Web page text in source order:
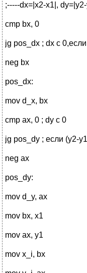
;-----dx=|x2-x1|, dy=|y2-
cmp bx, 0
jg pos_dx ; dx c
neg bx
pos_dx:
mov d_x, bx
cmp ax, 0 ; dy с 0
jg pos_dy ; если (y2-
neg ax
pos_dy:
mov d_y, ax
mov bx, x1
mov ax, y1
mov x_i, bx